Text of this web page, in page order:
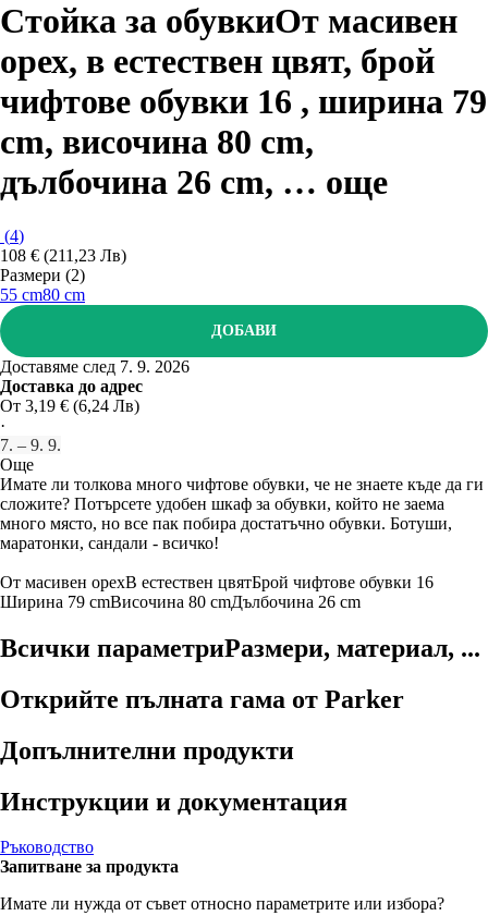
Стойка за обувкиОт масивен
орех, в естествен цвят, брой
чифтове обувки 16 , ширина 79
cm, височина 80 cm,
дълбочина 26 cm, … още
(4)
108 € (211,23 Лв)
Размери (2)
55 cm80 cm
ДОБАВИ
Доставяме след 7. 9. 2026
Доставка до адрес
От 3,19 € (6,24 Лв)
·
7. – 9. 9.
Още
Имате ли толкова много чифтове обувки, че не знаете къде да ги
сложите? Потърсете удобен шкаф за обувки, който не заема
много място, но все пак побира достатъчно обувки. Ботуши,
маратонки, сандали - всичко!
От масивен орехВ естествен цвятБрой чифтове обувки 16
Ширина 79 cmВисочина 80 cmДълбочина 26 cm
Всички параметриРазмери, материал, ...
Открийте пълната гама от Parker
Допълнителни продукти
Инструкции и документация
Ръководство
Запитване за продукта
Имате ли нужда от съвет относно параметрите или избора?